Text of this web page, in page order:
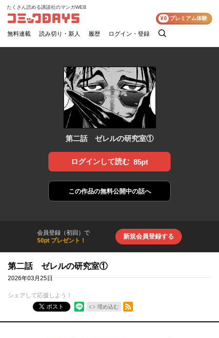
コミックDAYS
たくさん読める講談社のマンガWEB
無料連載 読み切り・新人 履歴 ログイン・登録
検
¥0 プレミアム体験
第二話 ゼレルの研究室①
ログインして読む 85pt
この作品の無料公開中の話へ
会員登録（初回）で
50pt プレゼント！
新規会員登録する
第二話 ゼレルの研究室①
2026年03月25日
シェアして応援しよう！
ポスト
埋め込む
RSSフィード